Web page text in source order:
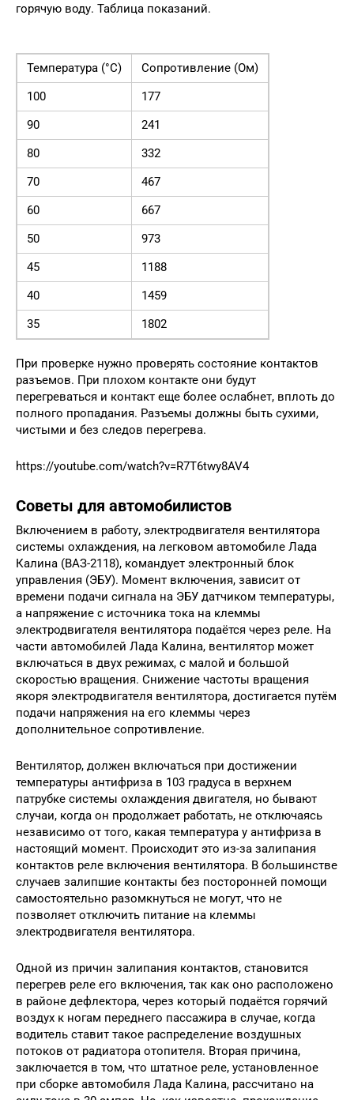
горячую воду. Таблица показаний.
Температура (°C)
Сопротивление (Ом)
100
177
90
241
80
332
70
467
60
667
50
973
45
1188
40
1459
35
1802
При проверке нужно проверять состояние контактов
разъемов. При плохом контакте они будут
перегреваться и контакт еще более ослабнет, вплоть до
полного пропадания. Разъемы должны быть сухими,
чистыми и без следов перегрева.
https://youtube.com/watch?v=R7T6twy8AV4
Советы для автомобилистов
Включением в работу, электродвигателя вентилятора
системы охлаждения, на легковом автомобиле Лада
Калина (ВАЗ-2118), командует электронный блок
управления (ЭБУ). Момент включения, зависит от
времени подачи сигнала на ЭБУ датчиком температуры,
а напряжение с источника тока на клеммы
электродвигателя вентилятора подаётся через реле. На
части автомобилей Лада Калина, вентилятор может
включаться в двух режимах, с малой и большой
скоростью вращения. Снижение частоты вращения
якоря электродвигателя вентилятора, достигается путём
подачи напряжения на его клеммы через
дополнительное сопротивление.
Вентилятор, должен включаться при достижении
температуры антифриза в 103 градуса в верхнем
патрубке системы охлаждения двигателя, но бывают
случаи, когда он продолжает работать, не отключаясь
независимо от того, какая температура у антифриза в
настоящий момент. Происходит это из-за залипания
контактов реле включения вентилятора. В большинстве
случаев залипшие контакты без посторонней помощи
самостоятельно разомкнуться не могут, что не
позволяет отключить питание на клеммы
электродвигателя вентилятора.
Одной из причин залипания контактов, становится
перегрев реле его включения, так как оно расположено
в районе дефлектора, через который подаётся горячий
воздух к ногам переднего пассажира в случае, когда
водитель ставит такое распределение воздушных
потоков от радиатора отопителя. Вторая причина,
заключается в том, что штатное реле, установленное
при сборке автомобиля Лада Калина, рассчитано на